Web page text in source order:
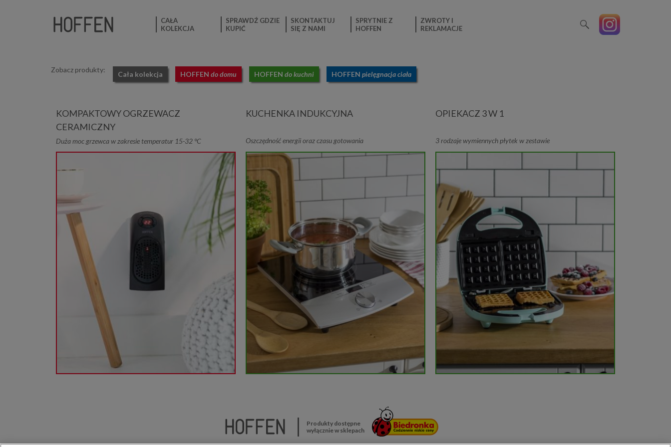
CAŁA
KOLEKCJA
SPRAWDŹ GDZIE
KUPIĆ
SKONTAKTUJ
SIĘ Z NAMI
SPRYTNIE Z
HOFFEN
ZWROTY I
REKLAMACJE
Zobacz produkty:
Cała kolekcja HOFFEN do domu HOFFEN do kuchni HOFFEN pielęgnacja ciała
KOMPAKTOWY OGRZEWACZ
CERAMICZNY
Duża moc grzewca w zakresie temperatur 15-32 °C
KUCHENKA INDUKCYJNA
Oszczędność energii oraz czasu gotowania
OPIEKACZ 3 W 1
3 rodzaje wymiennych płytek w zestawie
Produkty dostępne
wyłącznie w sklepach